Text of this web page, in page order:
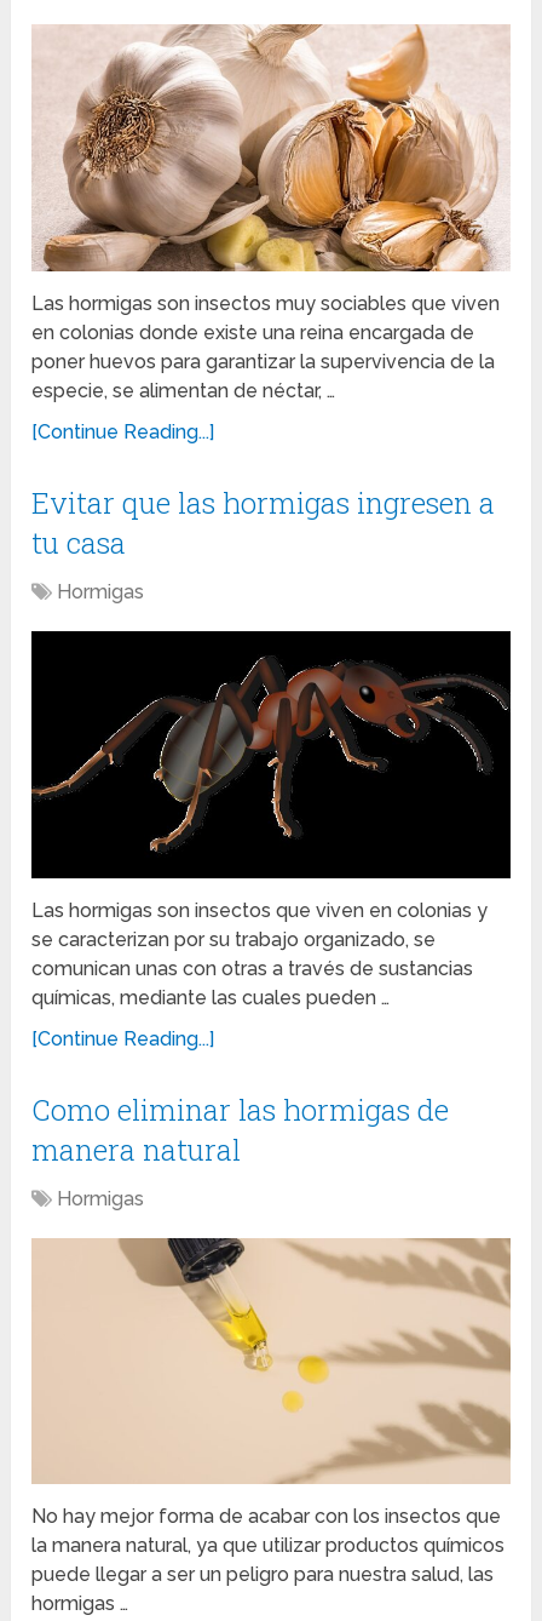
Las hormigas son insectos muy sociables que viven
en colonias donde existe una reina encargada de
poner huevos para garantizar la supervivencia de la
especie, se alimentan de néctar, …
[Continue Reading...]
Evitar que las hormigas ingresen a
tu casa
Hormigas
Las hormigas son insectos que viven en colonias y
se caracterizan por su trabajo organizado, se
comunican unas con otras a través de sustancias
químicas, mediante las cuales pueden …
[Continue Reading...]
Como eliminar las hormigas de
manera natural
Hormigas
No hay mejor forma de acabar con los insectos que
la manera natural, ya que utilizar productos químicos
puede llegar a ser un peligro para nuestra salud, las
hormigas …